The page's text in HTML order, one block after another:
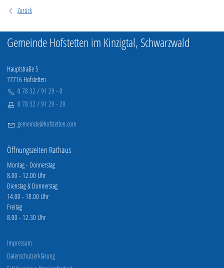
Kontakt
Zurück
Gemeinde Hofstetten im Kinzigtal, Schwarzwald
Hauptstraße 5
77716 Hofstetten
0 78 32 / 91 29 - 0
0 78 32 / 91 29 - 20
g m nd h fst tt n c m
Öffnungszeiten Rathaus
Montag - Donnerstag
8.00 - 12.00 Uhr
Dienstag & Donnerstag
14.00 - 18.00 Uhr
Freitag
8.00 - 12.30 Uhr
Impressum
Datenschutzerklärung